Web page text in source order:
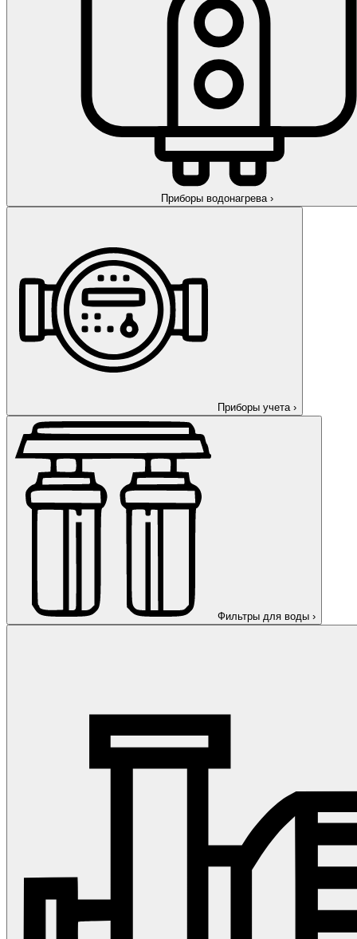
Приборы водонагрева ›
Приборы учета ›
Фильтры для воды ›